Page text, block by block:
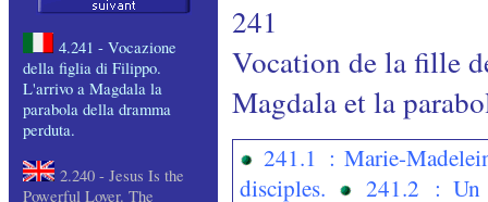
4.241 -Vocazione
della figlia di Filippo.
L'arrivo a Magdala la
paraboladella dramma
perduta.
2.240 - Jesus Is the
Powerful Lover.The
241
Vocation de la fille
Magdala et la
241.1 : Marie-
disciples.
241.2 : Un